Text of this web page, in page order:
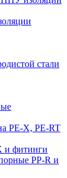
стали
PE-X, PE-RT
фитинги
PP-R и